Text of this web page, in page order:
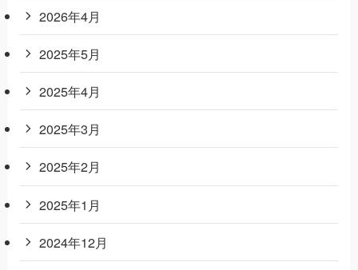
2026年4月
2025年5月
2025年4月
2025年3月
2025年2月
2025年1月
2024年12月